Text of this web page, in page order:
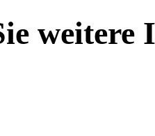
weitere